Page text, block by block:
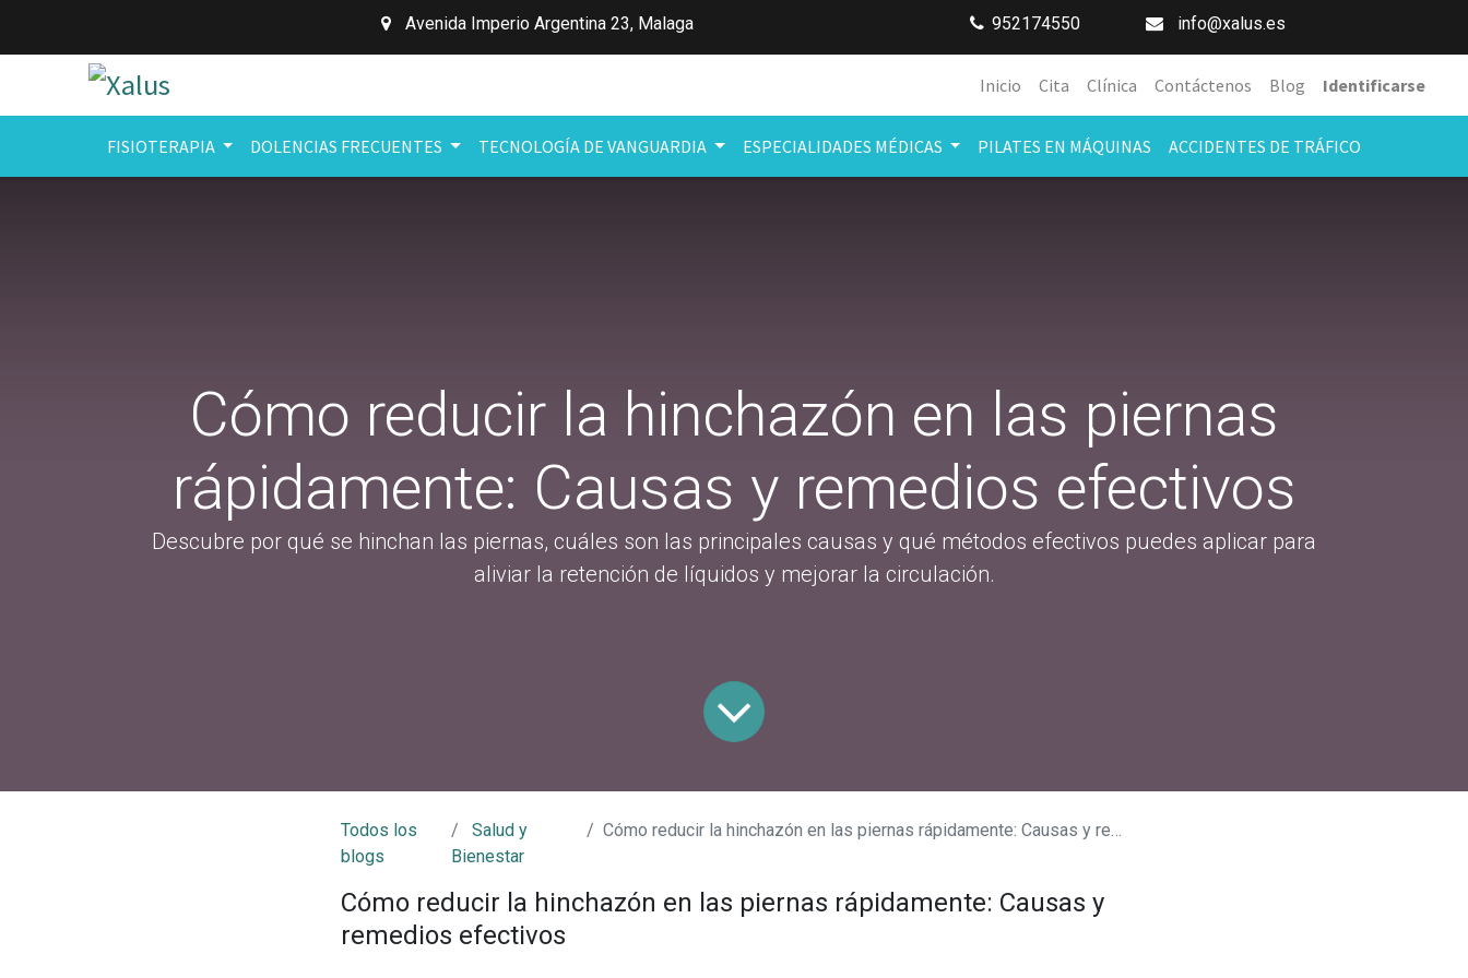
Avenida Imperio Argentina 23, Malaga 952174550 info@xalus.es
Inicio Cita Clínica Contáctenos Blog Identificarse
FISIOTERAPIA DOLENCIAS FRECUENTES TECNOLOGÍA DE VANGUARDIA ESPECIALIDADES MÉDICAS PILATES EN MÁQUINAS ACCIDENTES DE TRÁFICO
Cómo reducir la hinchazón en las piernas
rápidamente: Causas y remedios efectivos
Descubre por qué se hinchan las piernas, cuáles son las principales causas y qué métodos efectivos puedes aplicar para
aliviar la retención de líquidos y mejorar la circulación.
Todos los
blogs
Salud y
Bienestar
Cómo reducir la hinchazón en las piernas rápidamente: Causas y remedios efectivos
Cómo reducir la hinchazón en las piernas rápidamente: Causas y
remedios efectivos